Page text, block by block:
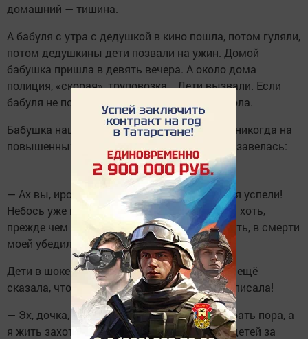
домашний — тишина.
А бабуля с утра с дедушкой в кино пошла, потом гуляли,
потом дедушкины дети позвали на ужин. Домой
бабушка пришла в девять вечера. А около дома
полиция, «скорая», труповозка… Дети вызвали. Если
бабуля не подходит к телефону, значит умерла.
Бабушка наша — женщина интеллигентная, никогда на
повышенных тонах не разговаривала, а тут завелась:
— Ах вы, ироды проклятые, похоронить меня успели!
Небось уже квартиру мою поделили? Вы бы хоть,
прежде чем в полицию да в «скорую» звонить, в смерти
моей убедились, чтобы наверняка!
Дети в шоке. Мало того что бабка жива, так ещё
сказала, что квартиру на чужих людей переписала!
— Эх, дочка, — говорила мне бабуля. — Умирать пора, а
я жить захотела, вон как бывает. От чужих детей за